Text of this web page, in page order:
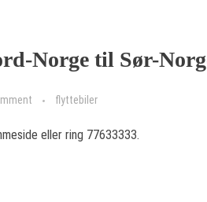
Norge til Sør-
flyttebiler
eller ring 77633333.